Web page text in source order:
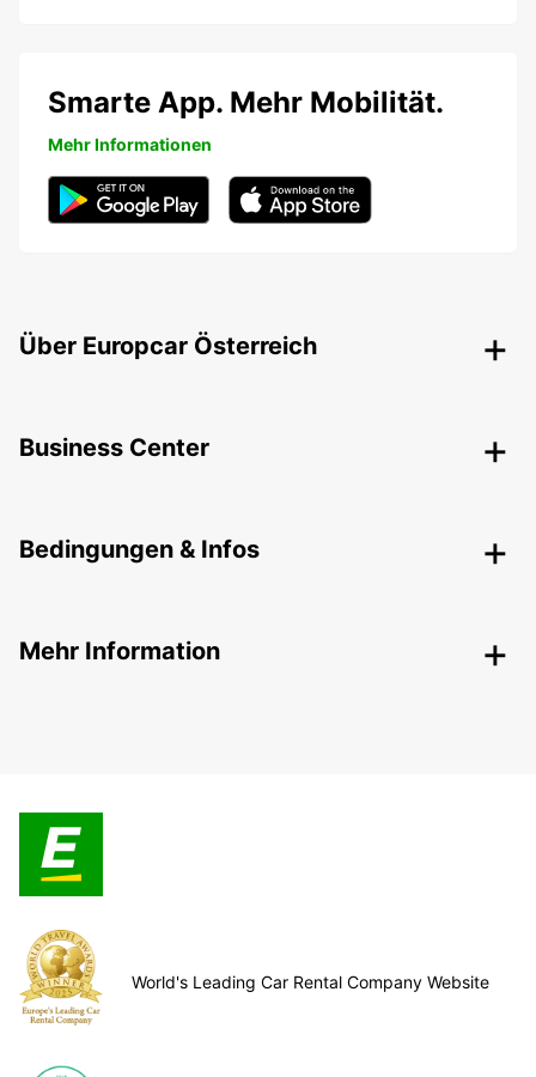
Smarte App. Mehr Mobilität.
Mehr Informationen
Über Europcar Österreich
Business Center
Bedingungen & Infos
Mehr Information
World's Leading Car Rental Company Website